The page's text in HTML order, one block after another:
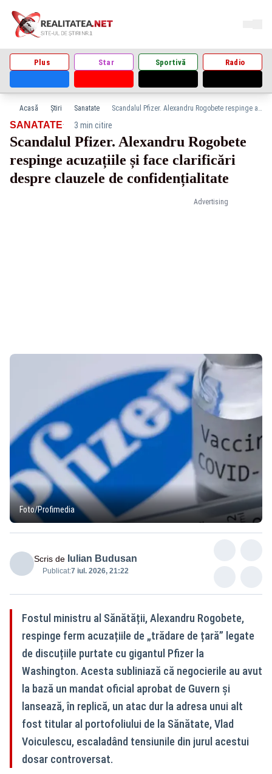
Plus Star Sportivă Radio
Acasă Știri Sanatate Scandalul Pfizer. Alexandru Rogobete respinge acuzațiile și face clarificări despre clauzele de confidențialitate
Advertising
SANATATE· 3 min citire
Scandalul Pfizer. Alexandru Rogobete
respinge acuzațiile și face clarificări
despre clauzele de confidențialitate
Foto/Profimedia
Scris de Iulian Budusan
Publicat:7 iul. 2026, 21:22
Fostul ministru al Sănătății, Alexandru Rogobete,
respinge ferm acuzațiile de „trădare de țară” legate
de discuțiile purtate cu gigantul Pfizer la
Washington. Acesta subliniază că negocierile au avut
la bază un mandat oficial aprobat de Guvern și
lansează, în replică, un atac dur la adresa unui alt
fost titular al portofoliului de la Sănătate, Vlad
Voiculescu, escaladând tensiunile din jurul acestui
dosar controversat.